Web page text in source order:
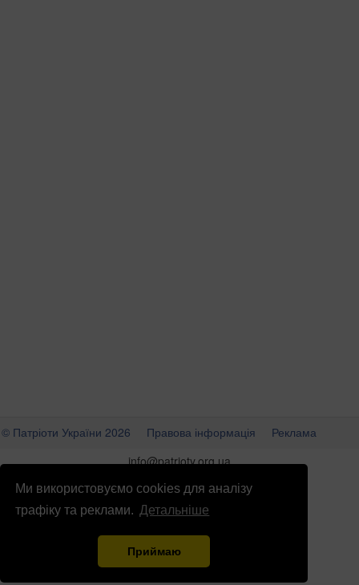
Ми використовуємо cookies для аналізу
трафіку та реклами. Детальніше
Приймаю
© Патріоти України 2026 Правова інформація
Реклама
info@patrioty.org.ua